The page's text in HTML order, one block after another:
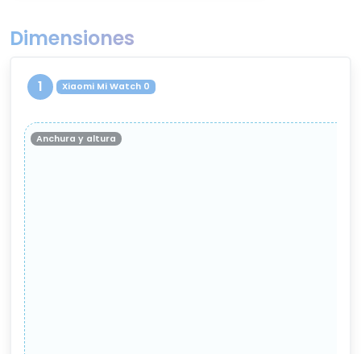
Dimensiones
1 Xiaomi Mi Watch 0
Anchura y altura